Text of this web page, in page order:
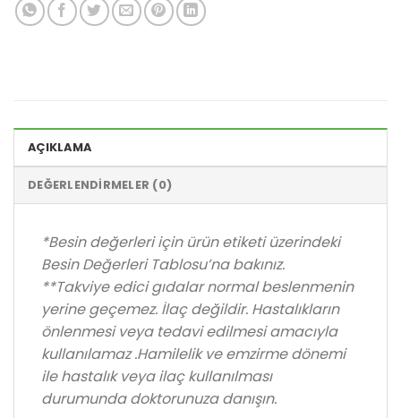
AÇIKLAMA
DEĞERLENDIRMELER (0)
*Besin değerleri için ürün etiketi üzerindeki
Besin Değerleri Tablosu’na bakınız.
**Takviye edici gıdalar normal beslenmenin
yerine geçemez. İlaç değildir. Hastalıkların
önlenmesi veya tedavi edilmesi amacıyla
kullanılamaz .Hamilelik ve emzirme dönemi
ile hastalık veya ilaç kullanılması
durumunda doktorunuza danışın.